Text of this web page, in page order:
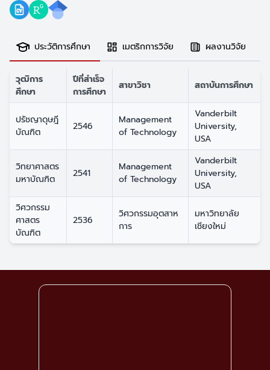
ประวัติการศึกษา เมตริกการวิจัย ผลงานวิจัย
วุฒิการ
ศึกษา
ปีที่สำเร็จ
การศึกษา
สาขาวิชา สถาบันการศึกษา
ปรัชญาดุษฎี
บัณฑิต
2546
Management
of Technology
Vanderbilt
University,
USA
วิทยาศาสตร
มหาบัณฑิต
2541
Management
of Technology
Vanderbilt
University,
USA
วิศวกรรม
ศาสตร
บัณฑิต
2536
วิศวกรรมอุตสาห
การ
มหาวิทยาลัย
เชียงใหม่